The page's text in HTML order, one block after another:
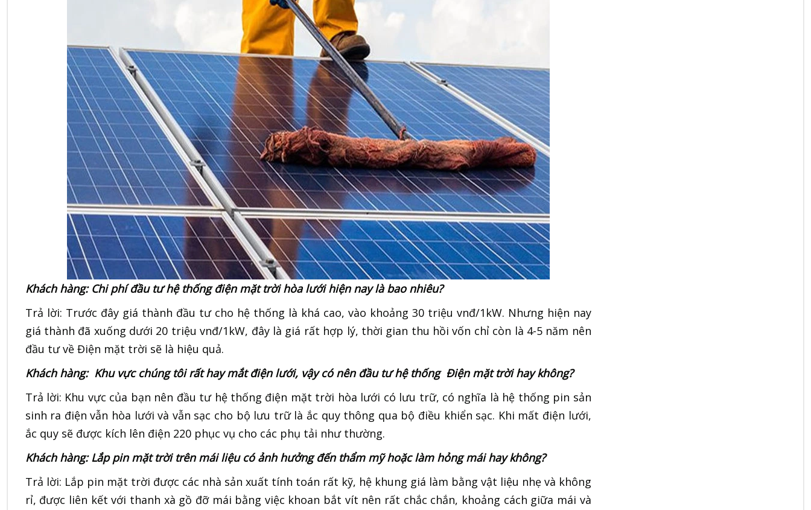
Khách hàng: Chi phí đầu tư hệ thống điện mặt trời hòa lưới hiện nay là bao nhiêu?
Trả lời: Trước đây giá thành đầu tư cho hệ thống là khá cao, vào khoảng 30 triệu vnđ/1kW. Nhưng hiện nay
giá thành đã xuống dưới 20 triệu vnđ/1kW, đây là giá rất hợp lý, thời gian thu hồi vốn chỉ còn là 4-5 năm nên
đầu tư về Điện mặt trời sẽ là hiệu quả.
Khách hàng: Khu vực chúng tôi rất hay mắt điện lưới, vậy có nên đầu tư hệ thống Điện mặt trời hay không?
Trả lời: Khu vực của bạn nên đầu tư hệ thống điện mặt trời hòa lưới có lưu trữ, có nghĩa là hệ thống pin sản
sinh ra điện vẫn hòa lưới và vẫn sạc cho bộ lưu trữ là ắc quy thông qua bộ điều khiển sạc. Khi mất điện lưới,
ắc quy sẽ được kích lên điện 220 phục vụ cho các phụ tải như thường.
Khách hàng: Lắp pin mặt trời trên mái liệu có ảnh hưởng đến thẩm mỹ hoặc làm hỏng mái hay không?
Trả lời: Lắp pin mặt trời được các nhà sản xuất tính toán rất kỹ, hệ khung giá làm bằng vật liệu nhẹ và không
rỉ, được liên kết với thanh xà gồ đỡ mái bằng việc khoan bắt vít nên rất chắc chắn, khoảng cách giữa mái và